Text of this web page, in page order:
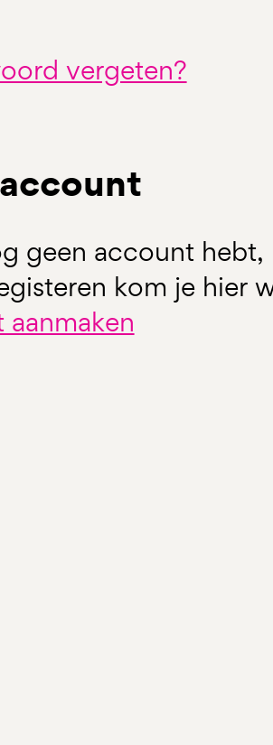
vergeten?
geen account hebt,
kom je hier